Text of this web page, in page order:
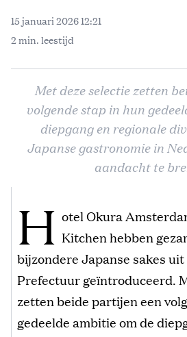
15 januari 2026 12:21
2 min. leestijd
Met deze selectie zetten
volgende stap in hun
diepgang en regionale
Japanse gastronomie in
aandacht te
H otel Okura
Kitchen hebben
bijzondere Japanse sakes
Prefectuur geïntroduceerd.
zetten beide partijen een
gedeelde ambitie om de